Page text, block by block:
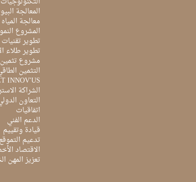
المعالجة
معالجة
المشروع
تطوير
تطوير طلاء
مشروع تثمين
التثمين
INNOV'US
الشراكة
التعاون
اتفاقيات
الدعم الفني
قيادة وتقييم
تدعيم
الاقتصاد
تعزيز المهن